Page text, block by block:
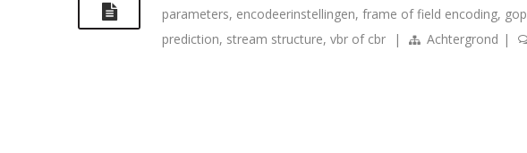
parameters, encodeerinstellingen, frame of field encoding, gop
prediction, stream structure, vbr of cbr | Achtergrond |